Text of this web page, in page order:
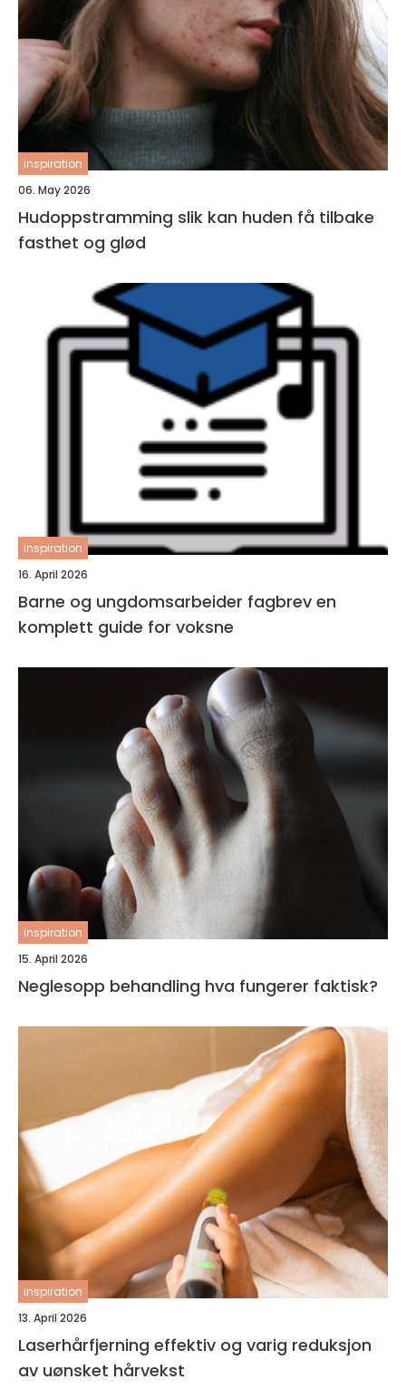
inspiration
06. May 2026
Hudoppstramming slik kan huden få tilbake
fasthet og glød
inspiration
16. April 2026
Barne og ungdomsarbeider fagbrev en
komplett guide for voksne
inspiration
15. April 2026
Neglesopp behandling hva fungerer faktisk?
inspiration
13. April 2026
Laserhårfjerning effektiv og varig reduksjon
av uønsket hårvekst